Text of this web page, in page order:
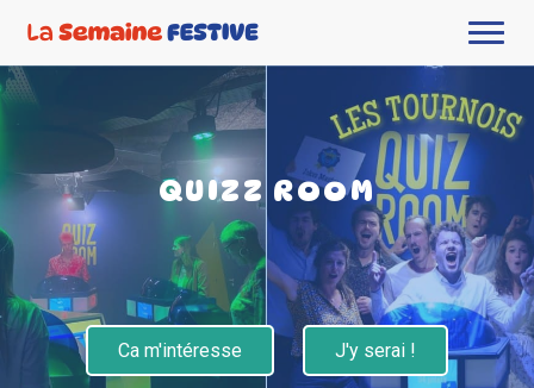
QUIZZ ROOM
Ca m'intéresse J'y serai !